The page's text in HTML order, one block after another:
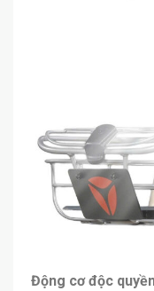
Động cơ độc